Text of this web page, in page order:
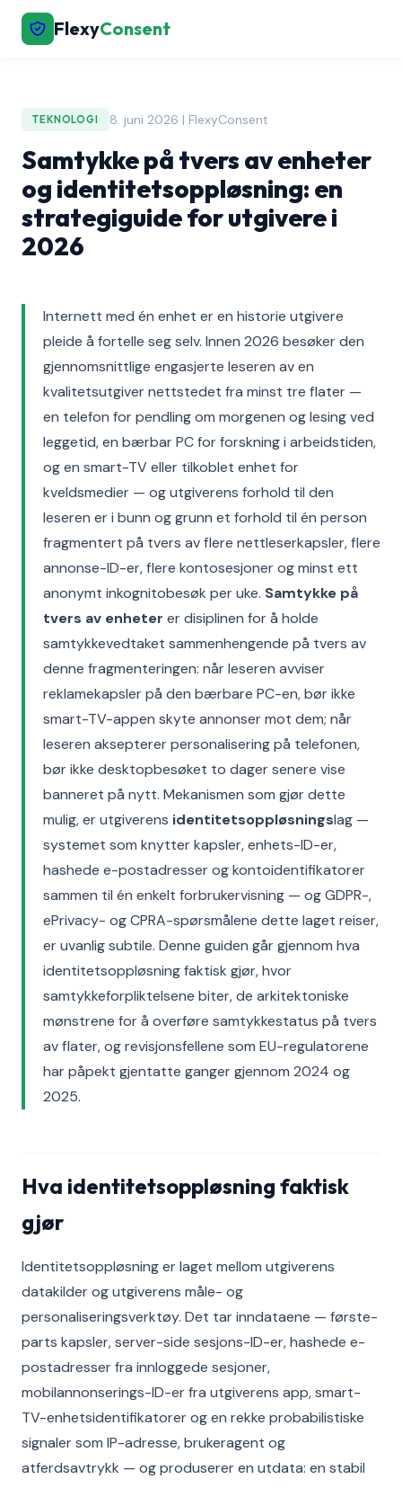
FlexyConsent
TEKNOLOGI 8. juni 2026 | FlexyConsent
Samtykke på tvers av enheter
og identitetsoppløsning: en
strategiguide for utgivere i
2026
Internett med én enhet er en historie utgivere
pleide å fortelle seg selv. Innen 2026 besøker den
gjennomsnittlige engasjerte leseren av en
kvalitetsutgiver nettstedet fra minst tre flater —
en telefon for pendling om morgenen og lesing ved
leggetid, en bærbar PC for forskning i arbeidstiden,
og en smart-TV eller tilkoblet enhet for
kveldsmedier — og utgiverens forhold til den
leseren er i bunn og grunn et forhold til én person
fragmentert på tvers av flere nettleserkapsler, flere
annonse-ID-er, flere kontosesjoner og minst ett
anonymt inkognitobesøk per uke. Samtykke på
tvers av enheter er disiplinen for å holde
samtykkevedtaket sammenhengende på tvers av
denne fragmenteringen: når leseren avviser
reklamekapsler på den bærbare PC-en, bør ikke
smart-TV-appen skyte annonser mot dem; når
leseren aksepterer personalisering på telefonen,
bør ikke desktopbesøket to dager senere vise
banneret på nytt. Mekanismen som gjør dette
mulig, er utgiverens identitetsoppløsningslag —
systemet som knytter kapsler, enhets-ID-er,
hashede e-postadresser og kontoidentifikatorer
sammen til én enkelt forbrukervisning — og GDPR-,
ePrivacy- og CPRA-spørsmålene dette laget reiser,
er uvanlig subtile. Denne guiden går gjennom hva
identitetsoppløsning faktisk gjør, hvor
samtykkeforpliktelsene biter, de arkitektoniske
mønstrene for å overføre samtykkestatus på tvers
av flater, og revisjonsfellene som EU-regulatorene
har påpekt gjentatte ganger gjennom 2024 og
2025.
Hva identitetsoppløsning faktisk
gjør
Identitetsoppløsning er laget mellom utgiverens
datakilder og utgiverens måle- og
personaliseringsverktøy. Det tar inndataene — første-
parts kapsler, server-side sesjons-ID-er, hashede e-
postadresser fra innloggede sesjoner,
mobilannonserings-ID-er fra utgiverens app, smart-
TV-enhetsidentifikatorer og en rekke probabilistiske
signaler som IP-adresse, brukeragent og
atferdsavtrykk — og produserer en utdata: en stabil